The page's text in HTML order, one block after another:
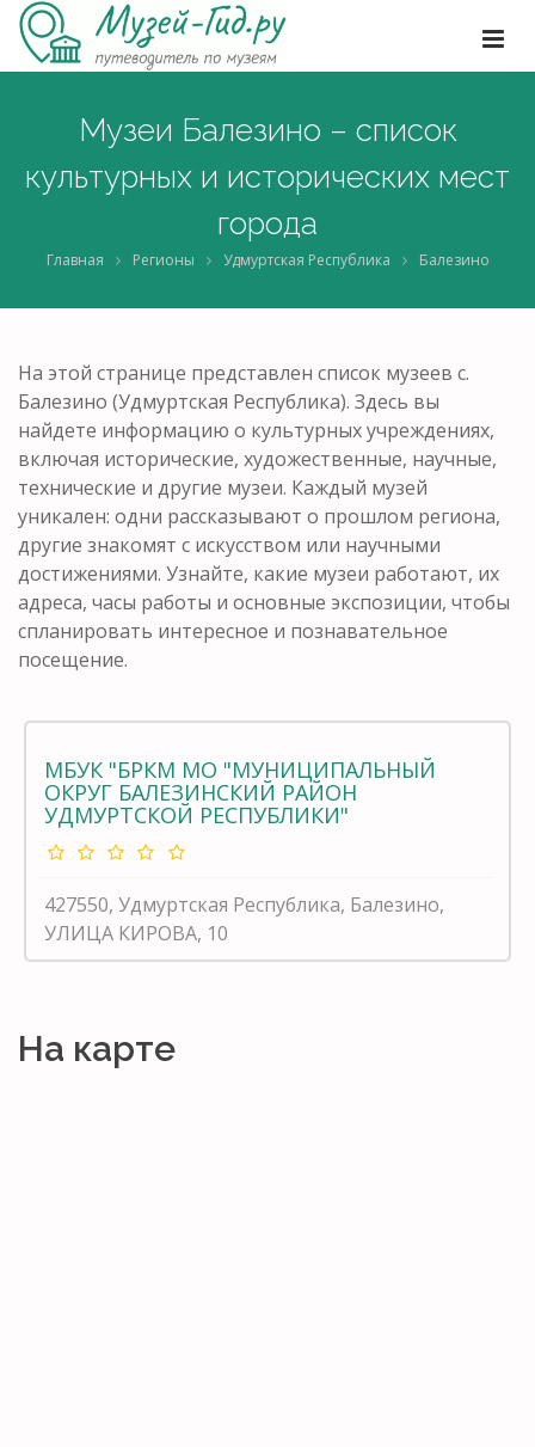
Музеи Балезино – список
культурных и исторических мест
города
Главная Регионы Удмуртская Республика Балезино
На этой странице представлен список музеев с.
Балезино (Удмуртская Республика). Здесь вы
найдете информацию о культурных учреждениях,
включая исторические, художественные, научные,
технические и другие музеи. Каждый музей
уникален: одни рассказывают о прошлом региона,
другие знакомят с искусством или научными
достижениями. Узнайте, какие музеи работают, их
адреса, часы работы и основные экспозиции, чтобы
спланировать интересное и познавательное
посещение.
МБУК "БРКМ МО "МУНИЦИПАЛЬНЫЙ
ОКРУГ БАЛЕЗИНСКИЙ РАЙОН
УДМУРТСКОЙ РЕСПУБЛИКИ"
427550, Удмуртская Республика, Балезино,
УЛИЦА КИРОВА, 10
На карте